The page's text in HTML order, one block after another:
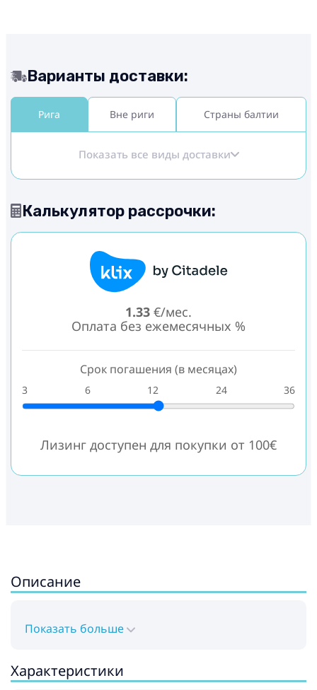
Варианты доставки:
Рига Вне риги Страны балтии
Показать все виды доставки
Калькулятор рассрочки:
1.33 €/мес.
Оплата без ежемесячных %
Срок погашения (в месяцах)
3 6 12 24 36
Лизинг доступен для покупки от 100€
Описание
Показать больше
Характеристики